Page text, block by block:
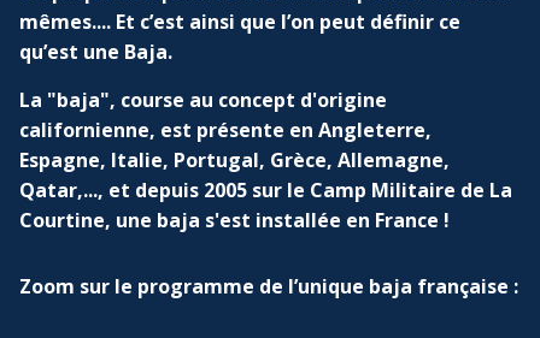
mêmes.... Et c’est ainsi que l’on peut définir ce
qu’est une Baja.
La "baja", course au concept d'origine
californienne, est présente en Angleterre,
Espagne, Italie, Portugal, Grèce, Allemagne,
Qatar,..., et depuis 2005 sur le Camp Militaire de La
Courtine, une baja s'est installée en France !
Zoom sur le programme de l’unique baja française :